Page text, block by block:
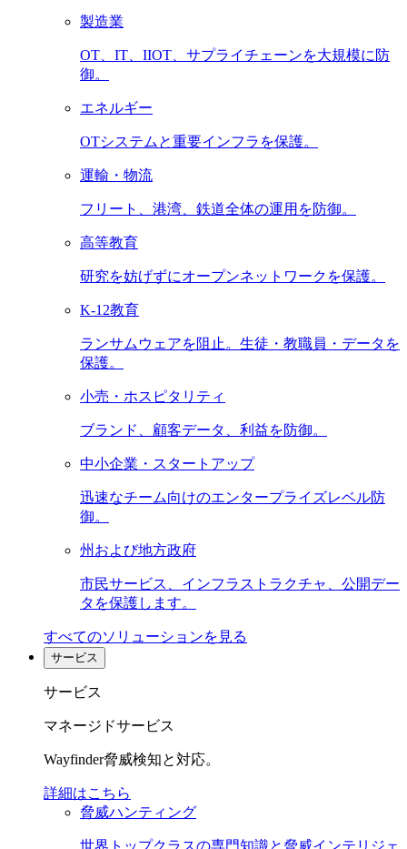
製造業
OT、IT、IIOT、サプライチェーンを大規模に防
御。
エネルギー
OTシステムと重要インフラを保護。
運輸・物流
フリート、港湾、鉄道全体の運用を防御。
高等教育
研究を妨げずにオープンネットワークを保護。
K-12教育
ランサムウェアを阻止。生徒・教職員・データを
保護。
小売・ホスピタリティ
ブランド、顧客データ、利益を防御。
中小企業・スタートアップ
迅速なチーム向けのエンタープライズレベル防
御。
州および地方政府
市民サービス、インフラストラクチャ、公開デー
タを保護します。
すべてのソリューションを見る
サービス
サービス
マネージドサービス
Wayfinder脅威検知と対応。
詳細はこちら
脅威ハンティング
世界トップクラスの専門知識と脅威インテリジェ